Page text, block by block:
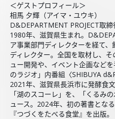
＜ゲストプロフィール＞
相馬 夕輝（アイマ・ユウキ）
D&DEPARTMENT PROJECT取締
1980年、滋賀県生まれ。
ア事業部門ディレクターを経て、
ディレクター。全国を取材し、
ュー開発や、イベント企画など
のラジオ」内番組〈SHIBUYA
2021年、滋賀県長浜市に発酵食
「湖のスコーレ」を、「くるみ
ュース。2024年、初の著書とな
『つづくをたべる食堂』を出版。